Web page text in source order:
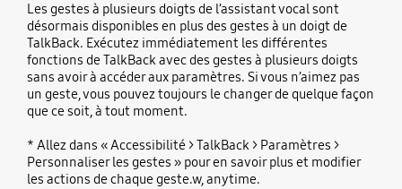
Les gestes à plusieurs doigts de l’assistant vocal sont
désormais disponibles en plus des gestes à un doigt de
TalkBack. Exécutez immédiatement les différentes
fonctions de TalkBack avec des gestes à plusieurs doigts
sans avoir à accéder aux paramètres. Si vous n’aimez pas
un geste, vous pouvez toujours le changer de quelque façon
que ce soit, à tout moment.
* Allez dans « Accessibilité > TalkBack > Paramètres >
Personnaliser les gestes » pour en savoir plus et modifier
les actions de chaque geste.w, anytime.